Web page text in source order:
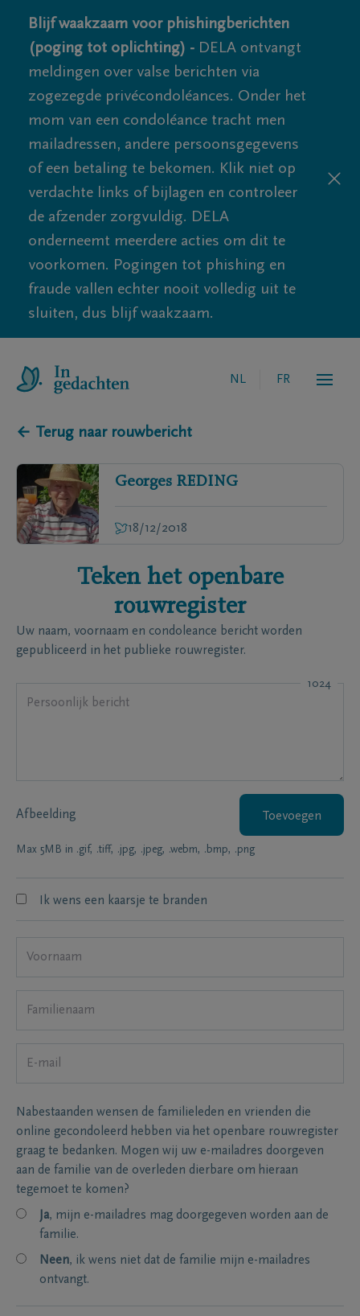
Blijf waakzaam voor phishingberichten
(poging tot oplichting) - DELA ontvangt
meldingen over valse berichten via
zogezegde privécondoléances. Onder het
mom van een condoléance tracht men
mailadressen, andere persoonsgegevens
of een betaling te bekomen. Klik niet op
verdachte links of bijlagen en controleer
de afzender zorgvuldig. DELA
onderneemt meerdere acties om dit te
voorkomen. Pogingen tot phishing en
fraude vallen echter nooit volledig uit te
sluiten, dus blijf waakzaam.
NL FR
← Terug naar rouwbericht
Georges REDING
18/12/2018
Teken het openbare
rouwregister
Uw naam, voornaam en condoleance bericht worden
gepubliceerd in het publieke rouwregister.
1024
Afbeelding Toevoegen
Max 5MB in .gif, .tiff, .jpg, .jpeg, .webm, .bmp, .png
Ik wens een kaarsje te branden
Nabestaanden wensen de familieleden en vrienden die
online gecondoleerd hebben via het openbare rouwregister
graag te bedanken. Mogen wij uw e-mailadres doorgeven
aan de familie van de overleden dierbare om hieraan
tegemoet te komen?
Ja, mijn e-mailadres mag doorgegeven worden aan de
familie.
Neen, ik wens niet dat de familie mijn e-mailadres
ontvangt.